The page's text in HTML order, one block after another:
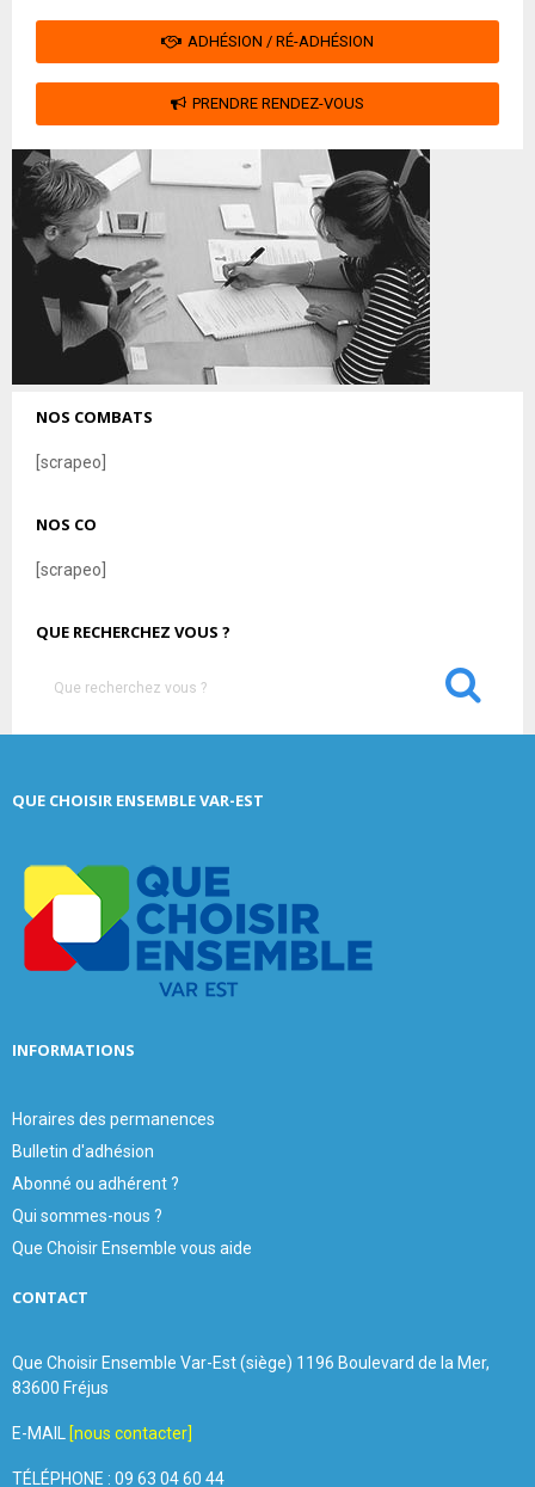
ADHÉSION / RÉ-ADHÉSION
PRENDRE RENDEZ-VOUS
NOS COMBATS
[scrapeo]
NOS CO
[scrapeo]
QUE RECHERCHEZ VOUS ?
h
S
QUE CHOISIR ENSEMBLE VAR-EST
INFORMATIONS
Horaires des permanences
Bulletin d'adhésion
Abonné ou adhérent ?
Qui sommes-nous ?
Que Choisir Ensemble vous aide
CONTACT
Que Choisir Ensemble Var-Est (siège) 1196 Boulevard de la Mer,
83600 Fréjus
E-MAIL [nous contacter]
TÉLÉPHONE : 09 63 04 60 44